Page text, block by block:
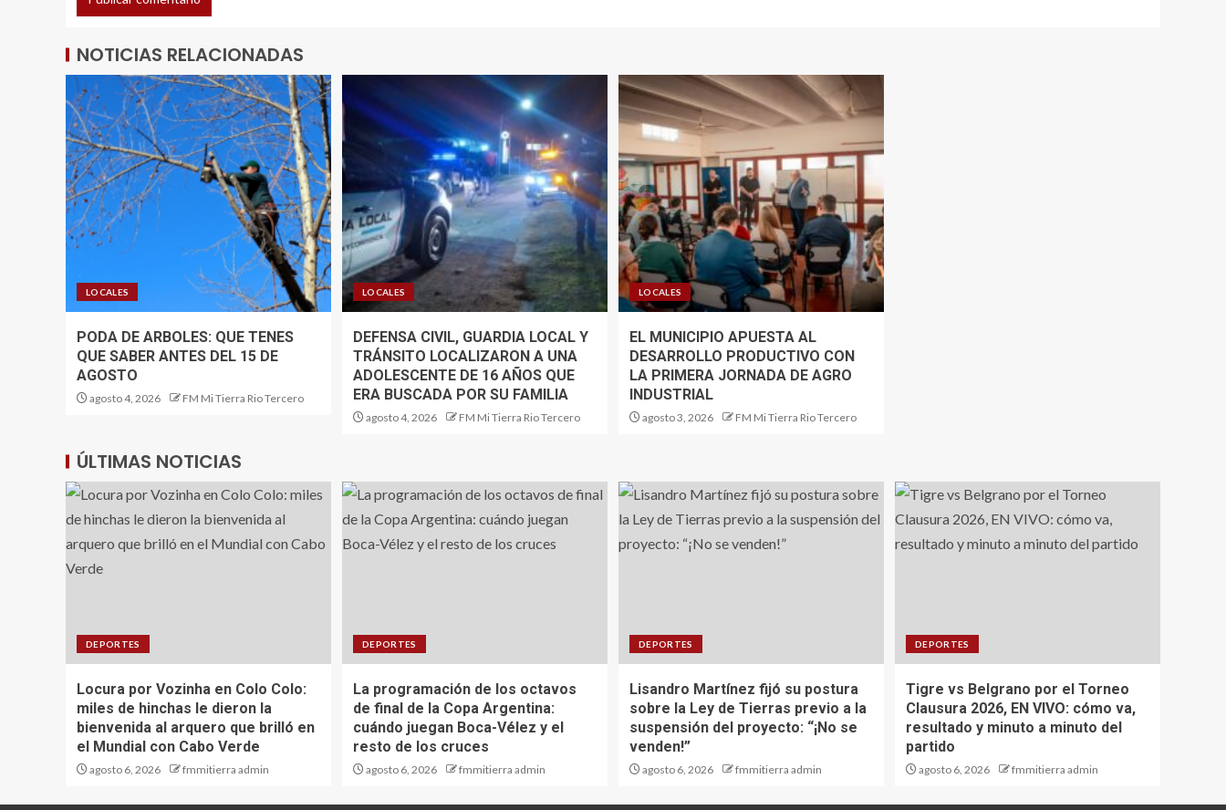
NOTICIAS RELACIONADAS
LOCALES
PODA DE ARBOLES: QUE TENES
QUE SABER ANTES DEL 15 DE
AGOSTO
agosto 4, 2026 FM Mi Tierra Rio Tercero
LOCALES
DEFENSA CIVIL, GUARDIA LOCAL Y
TRÁNSITO LOCALIZARON A UNA
ADOLESCENTE DE 16 AÑOS QUE
ERA BUSCADA POR SU FAMILIA
agosto 4, 2026 FM Mi Tierra Rio Tercero
LOCALES
EL MUNICIPIO APUESTA AL
DESARROLLO PRODUCTIVO CON
LA PRIMERA JORNADA DE AGRO
INDUSTRIAL
agosto 3, 2026 FM Mi Tierra Rio Tercero
ÚLTIMAS NOTICIAS
DEPORTES
Locura por Vozinha en Colo Colo:
miles de hinchas le dieron la
bienvenida al arquero que brilló en
el Mundial con Cabo Verde
agosto 6, 2026 fmmitierra admin
DEPORTES
La programación de los octavos
de final de la Copa Argentina:
cuándo juegan Boca-Vélez y el
resto de los cruces
agosto 6, 2026 fmmitierra admin
DEPORTES
Lisandro Martínez fijó su postura
sobre la Ley de Tierras previo a la
suspensión del proyecto: “¡No se
venden!”
agosto 6, 2026 fmmitierra admin
DEPORTES
Tigre vs Belgrano por el Torneo
Clausura 2026, EN VIVO: cómo va,
resultado y minuto a minuto del
partido
agosto 6, 2026 fmmitierra admin